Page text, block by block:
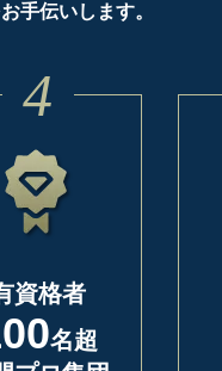
手伝いします。
4
資格者
名超